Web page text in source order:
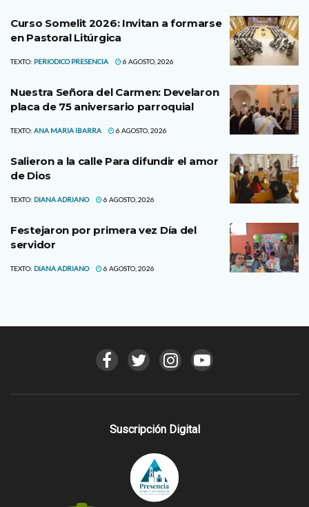
Curso Somelit 2026: Invitan a formarse
en Pastoral Litúrgica
TEXTO: PERIODICO PRESENCIA 6 AGOSTO, 2026
Nuestra Señora del Carmen: Develaron
placa de 75 aniversario parroquial
TEXTO: ANA MARIA IBARRA 6 AGOSTO, 2026
Salieron a la calle Para difundir el amor
de Dios
TEXTO: DIANA ADRIANO 6 AGOSTO, 2026
Festejaron por primera vez Día del
servidor
TEXTO: DIANA ADRIANO 6 AGOSTO, 2026
Suscripción Digital